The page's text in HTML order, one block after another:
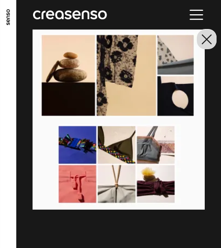
ALLER AU CONTENU PRINCIPAL
ALLER AU MENU PRINCIPAL
ALLER EN BAS DE PAGE